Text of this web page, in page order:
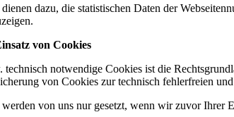
dazu, die statistischen Daten der
von Cookies
notwendige Cookies ist die
von Cookies zur technisch fehlerfreien
von uns nur gesetzt, wenn wir zuvor